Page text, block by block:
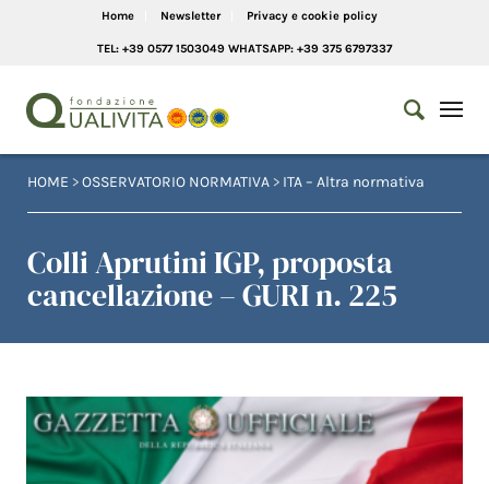
Home Newsletter Privacy e cookie policy
TEL: +39 0577 1503049 WHATSAPP: +39 375 6797337
HOME >OSSERVATORIO NORMATIVA > ITA – Altra normativa
Colli Aprutini IGP, proposta
cancellazione – GURI n. 225